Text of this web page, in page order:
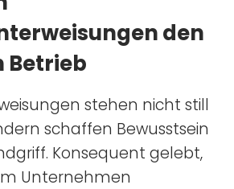
den
Betrieb
stehen nicht still
schaffen Bewusstsein
Konsequent gelebt,
Unternehmen